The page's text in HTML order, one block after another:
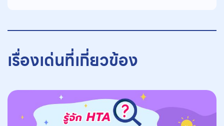
เรื่องเด่นที่เกี่ยวข้อง